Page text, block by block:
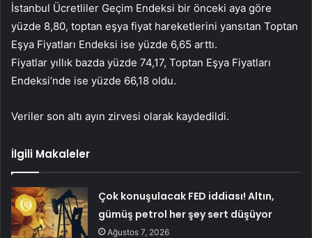
İstanbul Ücretliler Geçim Endeksi bir önceki aya göre
yüzde 8,80, toptan eşya fiyat hareketlerini yansıtan Toptan
Eşya Fiyatları Endeksi ise yüzde 6,65 arttı.
Fiyatlar yıllık bazda yüzde 74,17, Toptan Eşya Fiyatları
Endeksi’nde ise yüzde 66,18 oldu.
Veriler son altı ayın zirvesi olarak kaydedildi.
İlgili Makaleler
Çok konuşulacak FED iddiası! Altın,
gümüş petrol her şey sert düşüyor
Ağustos 7, 2026